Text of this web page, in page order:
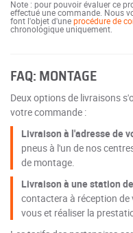
Note : pour pouvoir évaluer ce
effectué une commande. Nous
font l'objet d'uneprocédure de
chronologique uniquement.
FAQ: MONTAGE
Deux options de livraisons
votre commande :
Livraison à l'adresse de
pneus à l'un de nos
de montage.
Livraison à une station
contactera à réception
vous et réaliser la